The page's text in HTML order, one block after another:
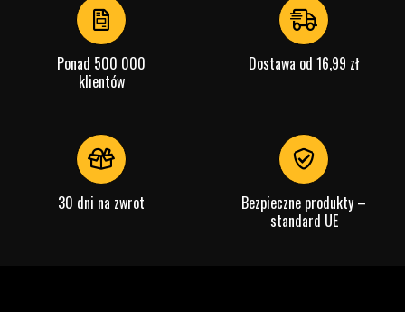
Ponad 500 000
klientów
Dostawa od 16,99 zł
30 dni na zwrot
Bezpieczne produkty –
standard UE